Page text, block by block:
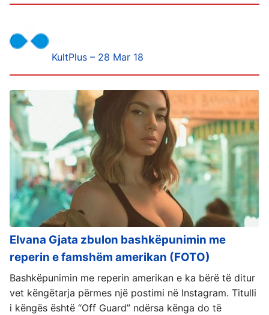
KultPlus – 28 Mar 18
Elvana Gjata zbulon bashkëpunimin me
reperin e famshëm amerikan (FOTO)
Bashkëpunimin me reperin amerikan e ka bërë të ditur
vet këngëtarja përmes një postimi në Instagram. Titulli
i këngës është “Off Guard” ndërsa kënga do të